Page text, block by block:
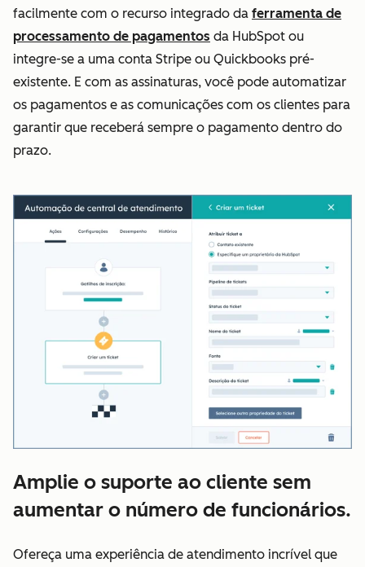
facilmente com o recurso integrado da ferramenta de
processamento de pagamentos da HubSpot ou
integre-se a uma conta Stripe ou Quickbooks pré-
existente. E com as assinaturas, você pode automatizar
os pagamentos e as comunicações com os clientes para
garantir que receberá sempre o pagamento dentro do
prazo.
Amplie o suporte ao cliente sem
aumentar o número de funcionários.
Ofereça uma experiência de atendimento incrível que